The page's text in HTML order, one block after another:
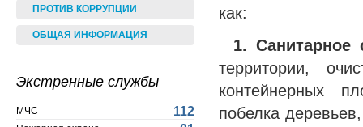
ПРОТИВ КОРРУПЦИИ
ОБЩАЯ ИНФОРМАЦИЯ
Экстренные службы
МЧС 112
как:
1. Санитарное
территории,
контейнерных
побелка